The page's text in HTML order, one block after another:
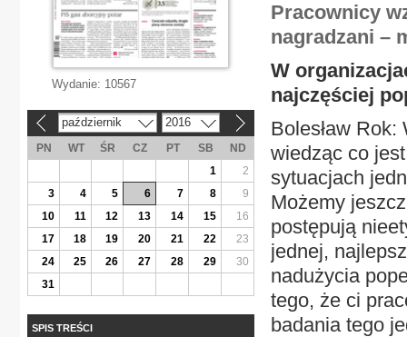
Pracownicy
nagradzani –
W
najczęściej
Bolesław
wiedząc co
sytuacjach
Możemy
postępują
jednej,
nadużycia
tego, że ci
badania tego
Wydanie: 10567
październik 2016
PN WT ŚR CZ PT SB
ND
1
2
3
4 5 6 7 8
9
10
11 12 13 14 15
16
17
18 19 20 21 22
23
24
25 26 27 28 29
30
31
SPIS TREŚCI